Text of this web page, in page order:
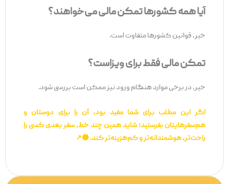
آیا همه کشورها تمکن مالی می‌خواهند؟
خیر، قوانین کشورها متفاوت است.
تمکن مالی فقط برای ویزاست؟
خیر، در برخی موارد هنگام ورود نیز ممکن است بررسی شود.
اگر این مطلب برای شما مفید بود، آن را برای دوستان و
هم‌سفرهایتان بفرستید؛ شاید همین چند خط، سفر بعدی کسی را
راحت‌تر، هوشمندانه‌تر و کم‌هزینه‌تر کند. 🟡↗️